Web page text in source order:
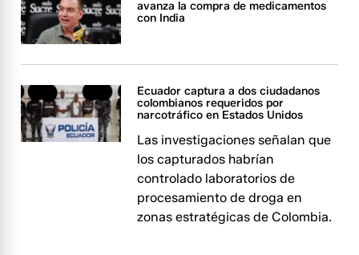
avanza la compra de medicamentos
con India
Ecuador captura a dos ciudadanos
colombianos requeridos por
narcotráfico en Estados Unidos
Las investigaciones señalan que
los capturados habrían
controlado laboratorios de
procesamiento de droga en
zonas estratégicas de Colombia.